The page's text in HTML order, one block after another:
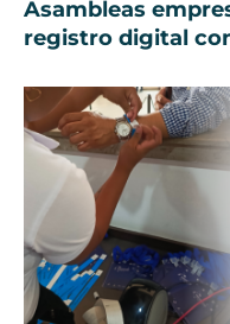
Asambleas
registro digital